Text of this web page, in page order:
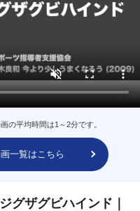
の平均時間は1～2分です。
一覧はこちら
グザグビハインド｜